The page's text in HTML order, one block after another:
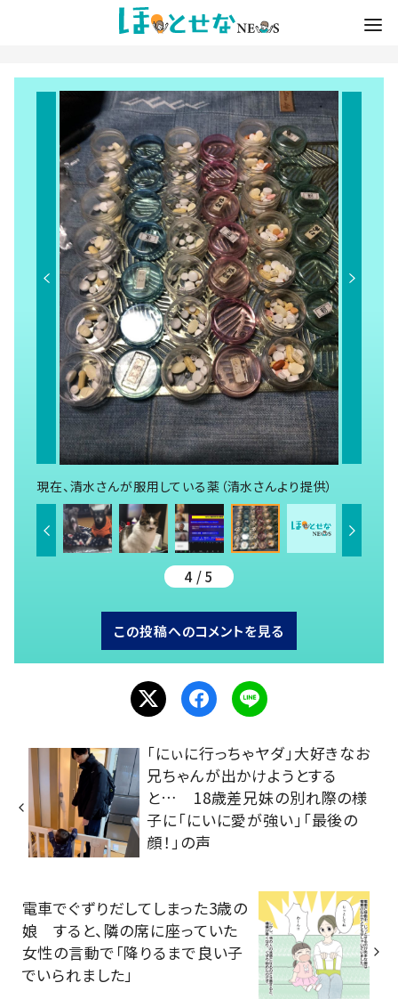
現在、清水さんが服用している薬（清水さんより提供）
4 / 5
この投稿へのコメントを見る
「にぃに行っちゃヤダ」大好きなお
兄ちゃんが出かけようとする
と… 18歳差兄妹の別れ際の様
子に「にいに愛が強い」「最後の
顔！」の声
電車でぐずりだしてしまった3歳の
娘 すると、隣の席に座っていた
女性の言動で「降りるまで良い子
でいられました」